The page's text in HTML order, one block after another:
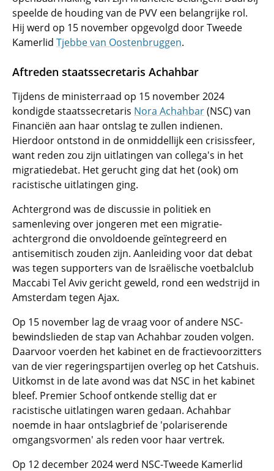
speelde de houding van de PVV een belangrijke rol.
Hij werd op 15 november opgevolgd door Tweede
Kamerlid Tjebbe van Oostenbruggen.
Aftreden staatssecretaris Achahbar
Tijdens de ministerraad op 15 november 2024
kondigde staatssecretaris Nora Achahbar(NSC) van
Financiën aan haar ontslag te zullen indienen.
Hierdoor ontstond in de onmiddellijk een crisissfeer,
want reden zou zijn uitlatingen van collega's in het
migratiedebat. Het gerucht ging dat het (ook) om
racistische uitlatingen ging.
Achtergrond was de discussie in politiek en
samenleving over jongeren met een migratie-
achtergrond die onvoldoende geïntegreerd en
antisemitisch zouden zijn. Aanleiding voor dat debat
was tegen supporters van de Israëlische voetbalclub
Maccabi Tel Aviv gericht geweld, rond een wedstrijd in
Amsterdam tegen Ajax.
Op 15 november lag de vraag voor of andere NSC-
bewindslieden de stap van Achahbar zouden volgen.
Daarvoor voerden het kabinet en de fractievoorzitters
van de vier regeringspartijen overleg op het Catshuis.
Uitkomst in de late avond was dat NSC in het kabinet
bleef. Premier Schoof ontkende stellig dat er
racistische uitlatingen waren gedaan. Achahbar
noemde in haar ontslagbrief de 'polariserende
omgangsvormen' als reden voor haar vertrek.
Op 12 december 2024 werd NSC-Tweede Kamerlid